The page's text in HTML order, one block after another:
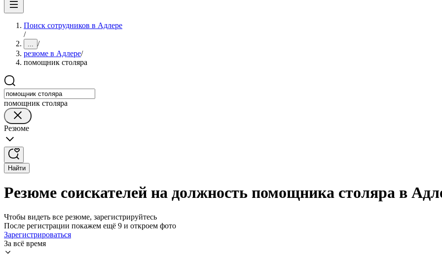
Поиск сотрудников в Адлере
/
... /
резюме в Адлере/
помощник столяра
помощник столяра
Резюме
Найти
Резюме соискателей на должность помощника столяра в
Чтобы видеть все резюме, зарегистрируйтесь
После регистрации покажем ещё 9 и откроем фото
Зарегистрироваться
За всё время